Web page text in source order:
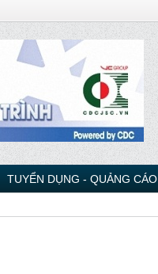
TUYỂN DỤNG - QUẢNG CÁO